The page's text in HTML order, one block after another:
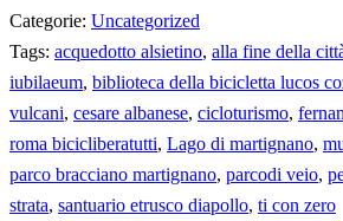
Categorie: Uncategorized
Tags: acquedotto alsietino, alla fine della
iubilaeum, biblioteca della bicicletta lucos
vulcani, cesare albanese, cicloturismo,
roma bicicliberatutti, Lago di martignano,
parco bracciano martignano, parcodi veio,
strata, santuario etrusco diapollo, ti con zero